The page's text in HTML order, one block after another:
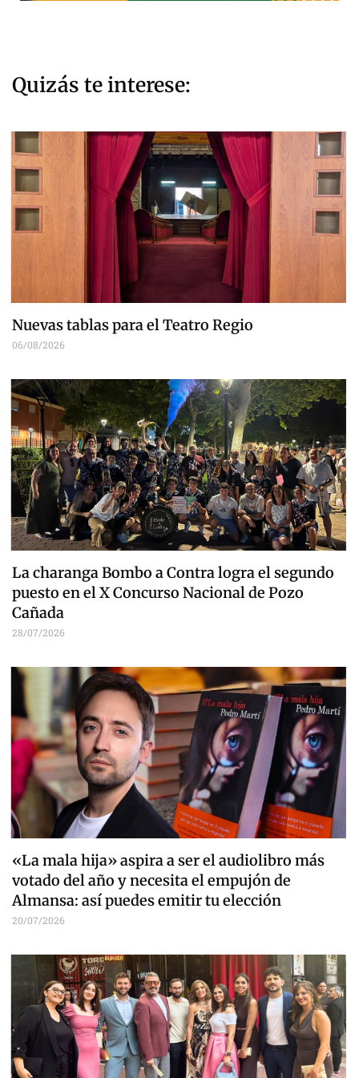
Quizás te interese:
Nuevas tablas para el Teatro Regio
06/08/2026
La charanga Bombo a Contra logra el segundo
puesto en el X Concurso Nacional de Pozo
Cañada
28/07/2026
«La mala hija» aspira a ser el audiolibro más
votado del año y necesita el empujón de
Almansa: así puedes emitir tu elección
20/07/2026